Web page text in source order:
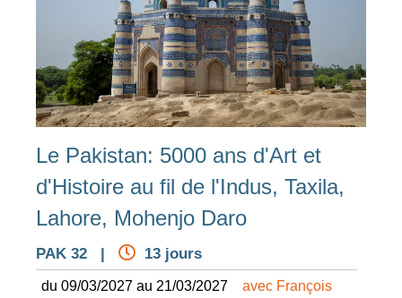
Le Pakistan: 5000 ans d'Art et
d'Histoire au fil de l'Indus, Taxila,
Lahore, Mohenjo Daro
PAK 32 | 13 jours
du 09/03/2027 au 21/03/2027
avec François